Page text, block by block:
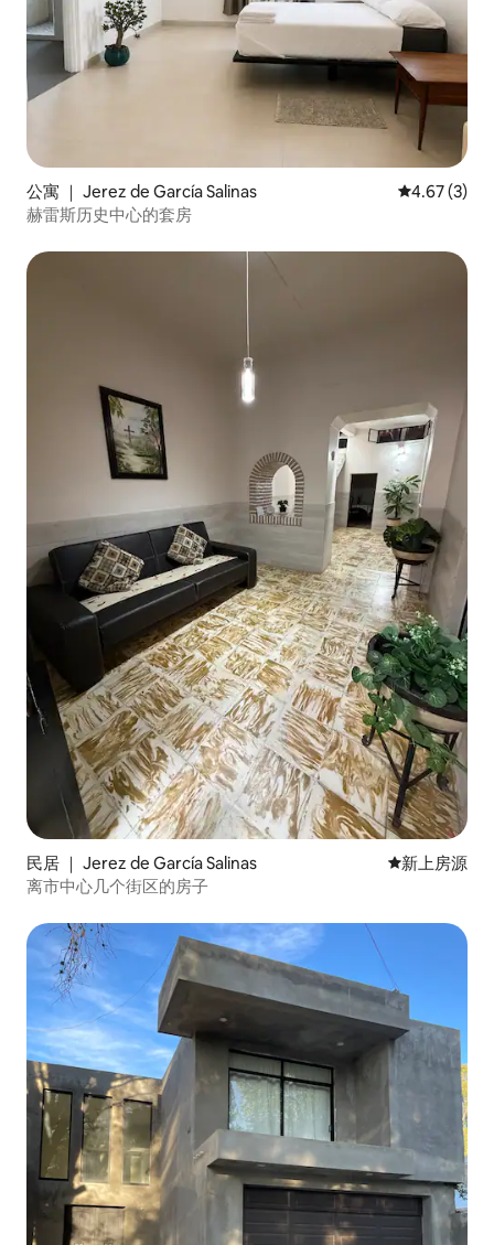
公寓 ｜ Jerez de García Salinas 平均评分
4.67 (3)
赫雷斯历史中心的套房
民居 ｜ Jerez de García Salinas 新房源
新上房源
离市中心几个街区的房子